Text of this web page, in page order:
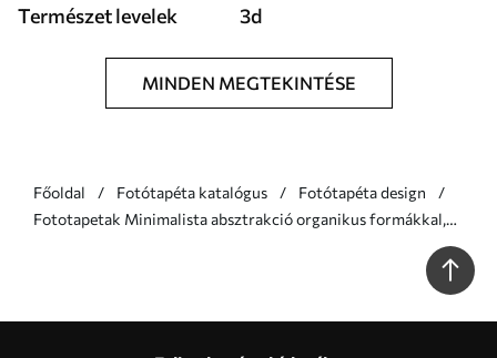
Természet levelek 3d
MINDEN MEGTEKINTÉSE
Főoldal Fotótapéta katalógus
Fotótapéta design
Fototapetak Minimalista absztrakció organikus formákkal,